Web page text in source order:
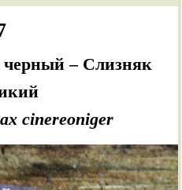
Arion: Arion
Arion rufus
– Слизняк
cinereoniger